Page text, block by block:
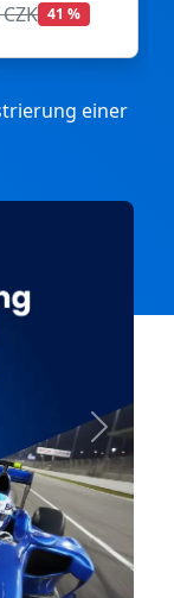
41 %
einer
Next